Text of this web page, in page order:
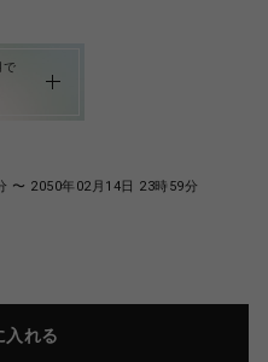
で
〜 2050年02月14日 23時59分
入れる